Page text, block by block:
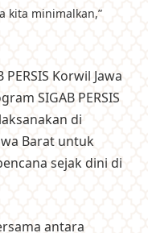
kita minimalkan,”
Korwil Jawa
SIGAB PERSIS
di
Barat untuk
sejak dini di
antara